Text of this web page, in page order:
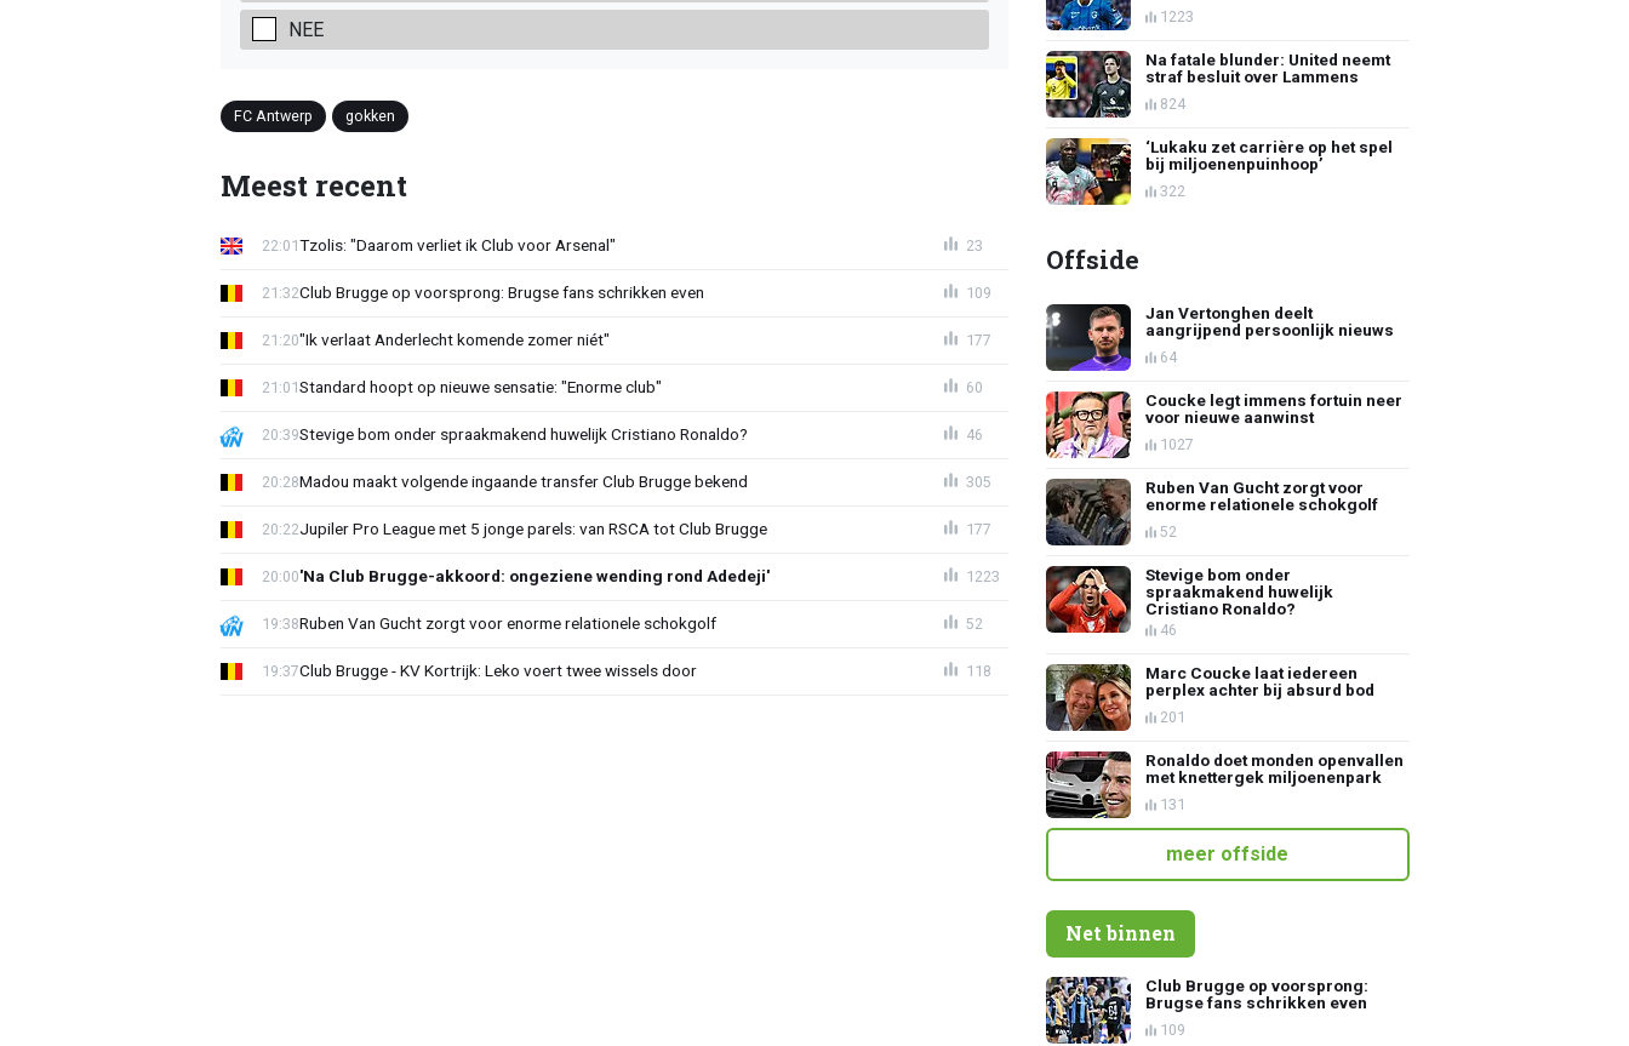
NEE
FC Antwerp gokken
Meest recent
Tzolis: "Daarom verliet ik Club voor Arsenal"
22:01 23
Club Brugge op voorsprong: Brugse fans schrikken even
21:32 109
"Ik verlaat Anderlecht komende zomer niét"
21:20 177
Standard hoopt op nieuwe sensatie: "Enorme club"
21:01 60
Stevige bom onder spraakmakend huwelijk Cristiano Ronaldo?
20:39 46
Madou maakt volgende ingaande transfer Club Brugge bekend
20:28 305
Jupiler Pro League met 5 jonge parels: van RSCA tot Club Brugge
20:22 177
'Na Club Brugge-akkoord: ongeziene wending rond Adedeji'
20:00 1223
Ruben Van Gucht zorgt voor enorme relationele schokgolf
19:38 52
Club Brugge - KV Kortrijk: Leko voert twee wissels door
19:37 118
1223
Na fatale blunder: United neemt
straf besluit over Lammens
824
‘Lukaku zet carrière op het spel
bij miljoenenpuinhoop’
322
Offside
Jan Vertonghen deelt
aangrijpend persoonlijk nieuws
64
Coucke legt immens fortuin neer
voor nieuwe aanwinst
1027
Ruben Van Gucht zorgt voor
enorme relationele schokgolf
52
Stevige bom onder
spraakmakend huwelijk
Cristiano Ronaldo?
46
Marc Coucke laat iedereen
perplex achter bij absurd bod
201
Ronaldo doet monden openvallen
met knettergek miljoenenpark
131
meer offside
Net binnen
Club Brugge op voorsprong:
Brugse fans schrikken even
109